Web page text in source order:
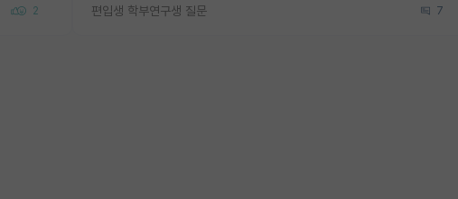
2 편입생 학부연구생 질문 7